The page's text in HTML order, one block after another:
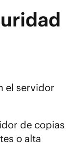
el servidor
de copias
o alta